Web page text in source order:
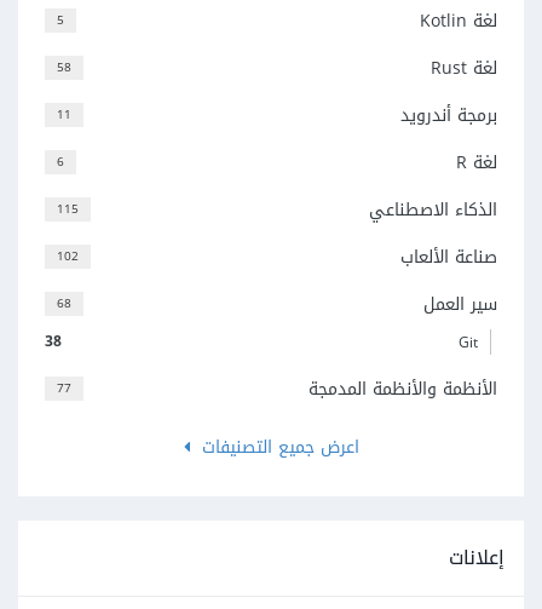
5 لغة Kotlin
58 لغة Rust
11 برمجة أندرويد
6 لغة R
115 الذكاء الاصطناعي
102 صناعة الألعاب
68 سير العمل
38 Git
77
الأنظمة والأنظمة المدمجة
اعرض جميع التصنيفات
إعلانات